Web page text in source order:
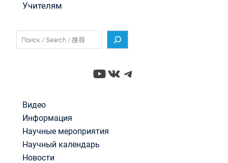
Учителям
YouTube
ВКонтакте
Telegram
Видео
Информация
Научные мероприятия
Научный календарь
Новости